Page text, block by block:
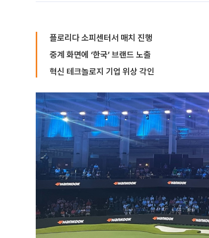
플로리다 소피센터서 매치 진행
중계 화면에 ‘한국’ 브랜드 노출
혁신 테크놀로지 기업 위상 각인